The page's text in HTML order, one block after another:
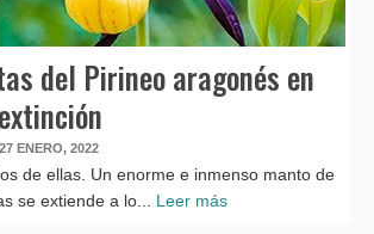
del Pirineo aragonés en
27 ENERO, 2022
de ellas. Un enorme e inmenso manto de
se extiende a lo... Leer más